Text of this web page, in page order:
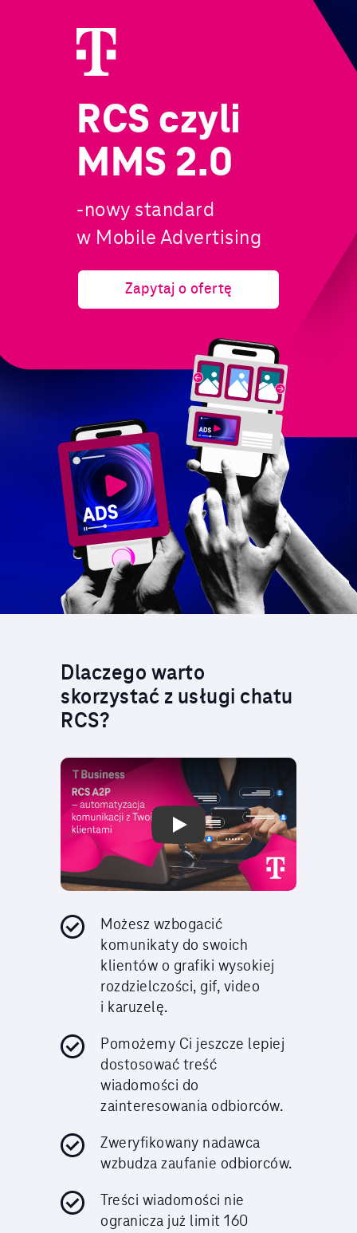
RCS czyli
MMS 2.0
-nowy standard
w Mobile Advertising
Zapytaj o ofertę
Dlaczego warto
skorzystać z usługi chatu
RCS?
Play Video: T-Mobile.pl
Możesz wzbogacić
komunikaty do swoich
klientów o grafiki wysokiej
rozdzielczości, gif, video
i karuzelę.
Pomożemy Ci jeszcze lepiej
dostosować treść
wiadomości do
zainteresowania odbiorców.
Zweryfikowany nadawca
wzbudza zaufanie odbiorców.
Treści wiadomości nie
ogranicza już limit 160